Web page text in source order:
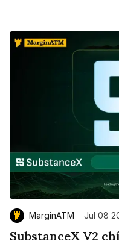
MarginATM Jul 08
SubstanceX V2